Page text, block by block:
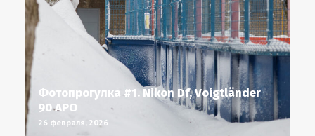
Фотопрогулка #1. Nikon Df, Voigtländer
90 APO
26 февраля, 2026